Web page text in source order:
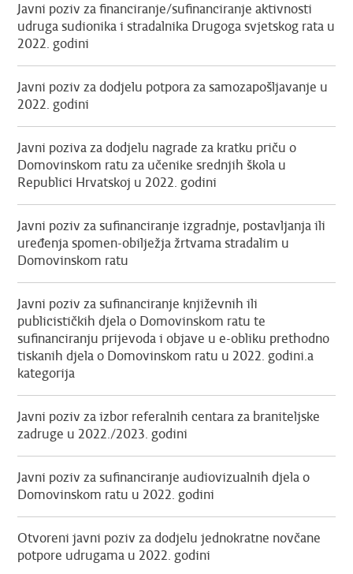
Javni poziv za financiranje/sufinanciranje aktivnosti
udruga sudionika i stradalnika Drugoga svjetskog rata u
2022. godini
Javni poziv za dodjelu potpora za samozapošljavanje u
2022. godini
Javni poziva za dodjelu nagrade za kratku priču o
Domovinskom ratu za učenike srednjih škola u
Republici Hrvatskoj u 2022. godini
Javni poziv za sufinanciranje izgradnje, postavljanja ili
uređenja spomen-obilježja žrtvama stradalim u
Domovinskom ratu
Javni poziv za sufinanciranje književnih ili
publicističkih djela o Domovinskom ratu te
sufinanciranju prijevoda i objave u e-obliku prethodno
tiskanih djela o Domovinskom ratu u 2022. godini.a
kategorija
Javni poziv za izbor referalnih centara za braniteljske
zadruge u 2022./2023. godini
Javni poziv za sufinanciranje audiovizualnih djela o
Domovinskom ratu u 2022. godini
Otvoreni javni poziv za dodjelu jednokratne novčane
potpore udrugama u 2022. godini